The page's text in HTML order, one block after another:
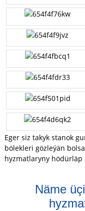
Eger siz takyk stanok
bölekleri gözleýän
hyzmatlaryny hödürläp
Näme